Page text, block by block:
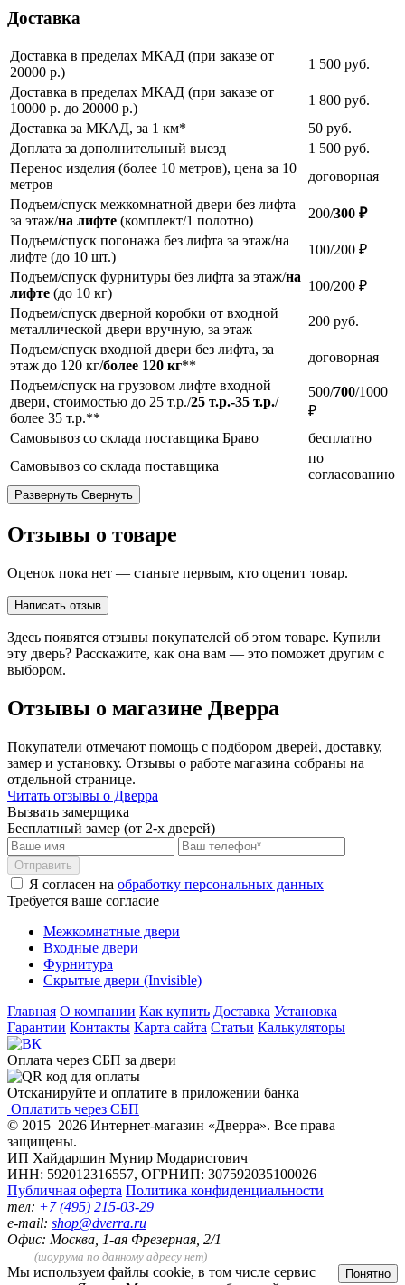
Доставка
Доставка в пределах МКАД (при заказе от
20000 р.)
1 500 руб.
Доставка в пределах МКАД (при заказе от
10000 р. до 20000 р.)
1 800 руб.
Доставка за МКАД, за 1 км*
50 руб.
Доплата за дополнительный выезд
1 500 руб.
Перенос изделия (более 10 метров), цена за 10
метров
договорная
Подъем/спуск межкомнатной двери без лифта
за этаж/на лифте (комплект/1 полотно) 200/300 ₽
Подъем/спуск погонажа без лифта за этаж/на
лифте (до 10 шт.)
100/200 ₽
Подъем/спуск фурнитуры без лифта за этаж/на
лифте (до 10 кг)
100/200 ₽
Подъем/спуск дверной коробки от входной
металлической двери вручную, за этаж
200 руб.
Подъем/спуск входной двери без лифта, за
этаж до 120 кг/более 120 кг**
договорная
Подъем/спуск на грузовом лифте входной
двери, стоимостью до 25 т.р./25 т.р.-35 т.р./
более 35 т.р.**
500/700/1000
₽
Самовывоз со склада поставщика Браво
бесплатно
Самовывоз со склада поставщика
по
согласованию
Развернуть Свернуть
Отзывы о товаре
Оценок пока нет — станьте первым, кто оценит товар.
Написать отзыв
Здесь появятся отзывы покупателей об этом товаре. Купили
эту дверь? Расскажите, как она вам — это поможет другим с
выбором.
Отзывы о магазине Дверра
Покупатели отмечают помощь с подбором дверей, доставку,
замер и установку. Отзывы о работе магазина собраны на
отдельной странице.
Читать отзывы о Дверра
Вызвать замерщика
Бесплатный замер (от 2-х дверей)
Отправить
Я согласен на обработку персональных данных
Требуется ваше согласие
Межкомнатные двери
Входные двери
Фурнитура
Скрытые двери (Invisible)
Главная О компании Как купить Доставка Установка
Гарантии Контакты Карта сайта Статьи Калькуляторы
Оплата через СБП за двери
Отсканируйте и оплатите в приложении банка
Оплатить через СБП
© 2015–2026 Интернет-магазин «Дверра». Все права
защищены.
ИП Хайдаршин Мунир Модаристович
ИНН: 592012316557, ОГРНИП: 307592035100026
Публичная оферта Политика конфиденциальности
тел: +7 (495) 215-03-29
e-mail: shop@dverra.ru
Офис: Москва, 1-ая Фрезерная, 2/1
(шоурума по данному адресу нет)
Мы используем файлы cookie, в том числе сервис
Понятно